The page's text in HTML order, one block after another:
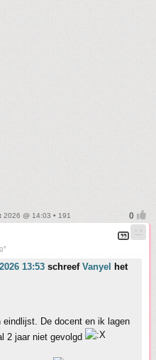
2026 @ 14:03 • 191
13:53 schreef Vanyel
het
eindlijst. De docent en ik lagen
2 jaar niet gevolgd